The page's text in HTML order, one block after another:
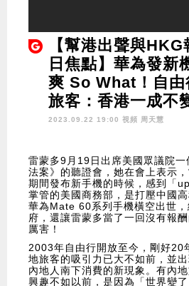
【幫港出聲與
日焦點】華為發新
爽 So What！自
旅客：香港一成不
2023.09.22 19:00 視頻 周天慧
雷蒙多9月19日出席美國眾議院
法案》的聽證會，她在會上表示
期間發布新手機的時候，感到「
掌管的美國商務部，是打壓中國
華為Mate 60系列手機橫空出世
府，還讓雷蒙多當了一回沒有報
厲害！
2003年自由行開放至今，剛好20
地旅客的吸引力已大不如前，並
內地人南下消費的新現象。有內
興趣不如以前，是因為「世界變